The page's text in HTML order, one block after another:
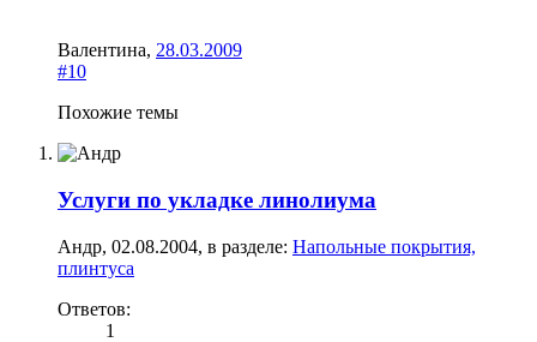
Валентина, 28.03.2009
#10
Похожие темы
Услуги по укладке линолиума
Андр, 02.08.2004, в разделе: Напольные покрытия,
плинтуса
Ответов:
1